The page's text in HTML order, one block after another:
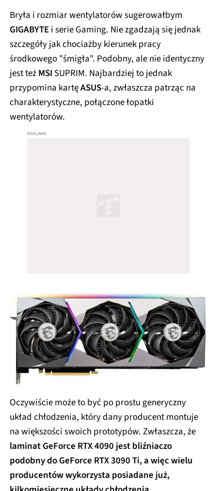
Bryła i rozmiar wentylatorów sugerowałbym
GIGABYTEi serie Gaming. Nie zgadzają się jednak
szczegóły jak chociażby kierunek pracy
środkowego "śmigła". Podobny, ale nie identyczny
jest teżMSI SUPRIM. Najbardziej to jednak
przypomina kartęASUS-a, zwłaszcza patrząc na
charakterystyczne, połączone łopatki
wentylatorów.
Oczywiście może to być po prostu generyczny
układ chłodzenia, który dany producent montuje
na większości swoich prototypów. Zwłaszcza, że
laminat GeForce RTX 4090 jest bliźniaczo
podobny do GeForce RTX 3090 Ti, a więc wielu
producentów wykorzysta posiadane już,